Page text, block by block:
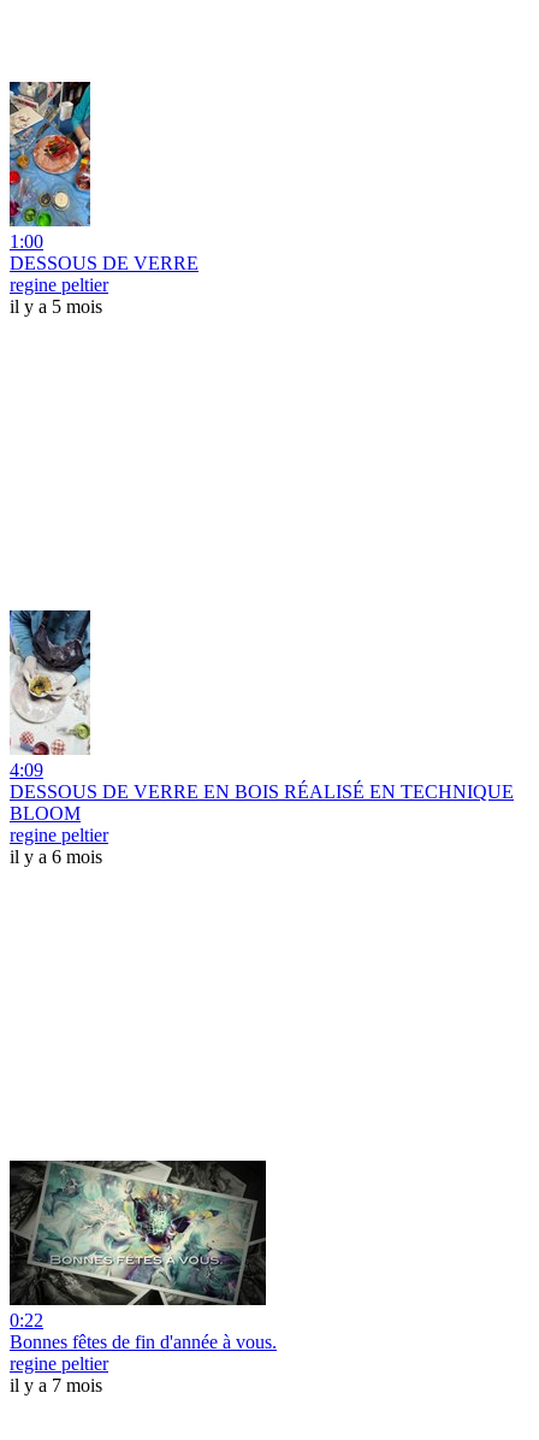
1:00
DESSOUS DE VERRE
regine peltier
il y a 5 mois
4:09
DESSOUS DE VERRE EN BOIS RÉALISÉ EN TECHNIQUE
BLOOM
regine peltier
il y a 6 mois
0:22
Bonnes fêtes de fin d'année à vous.
regine peltier
il y a 7 mois